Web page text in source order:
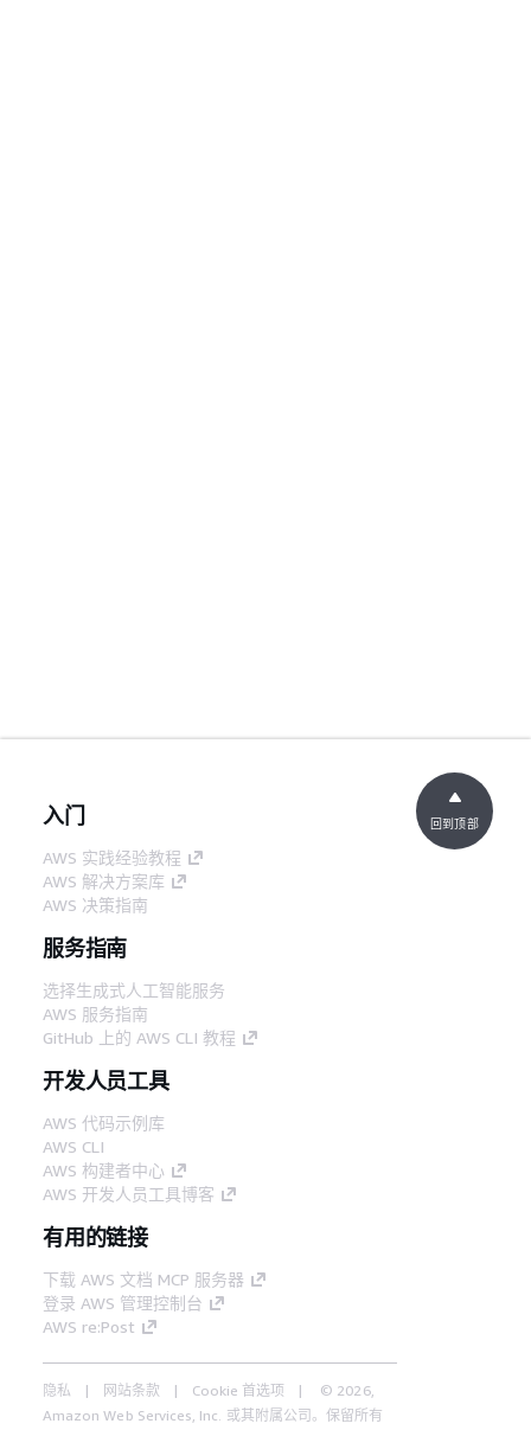
入门
AWS 实践经验教程
AWS 解决方案库
AWS 决策指南
服务指南
选择生成式人工智能服务
AWS 服务指南
GitHub 上的 AWS CLI 教程
开发人员工具
AWS 代码示例库
AWS CLI
AWS 构建者中心
AWS 开发人员工具博客
有用的链接
下载 AWS 文档 MCP 服务器
登录 AWS 管理控制台
AWS re:Post
隐私 网站条款 Cookie 首选项
© 2026,
Amazon Web Services, Inc. 或其附属公司。保留所有
回到顶部